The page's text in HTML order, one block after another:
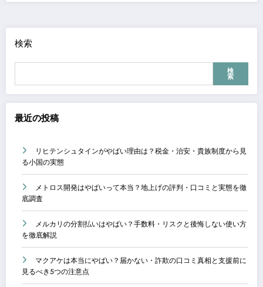
検索
検
索
最近の投稿
リヒテンシュタインがやばい理由は？税金・治安・貴族制度から見
る小国の実態
メトロス開発はやばいって本当？地上げの評判・口コミと実態を徹
底調査
メルカリの分割払いはやばい？手数料・リスクと後悔しない使い方
を徹底解説
マクアケは本当にやばい？届かない・詐欺の口コミ真相と支援前に
見るべき5つの注意点